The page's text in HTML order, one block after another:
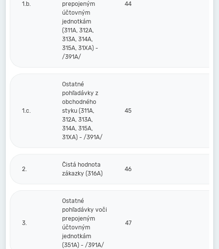
1.b.
prepojeným
účtovným
jednotkám
(311A, 312A,
313A, 314A,
315A, 31XA) -
/391A/
44
1.c.
Ostatné
pohľadávky z
obchodného
styku (311A,
312A, 313A,
314A, 315A,
31XA) - /391A/
45
2.
Čistá hodnota
zákazky (316A)
46
3.
Ostatné
pohľadávky voči
prepojeným
účtovným
jednotkám
(351A) - /391A/
47